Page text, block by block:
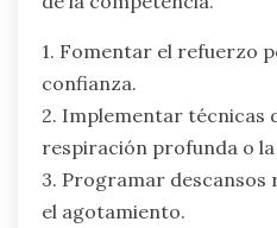
¿Qué
mitigar el estrés
juveniles?